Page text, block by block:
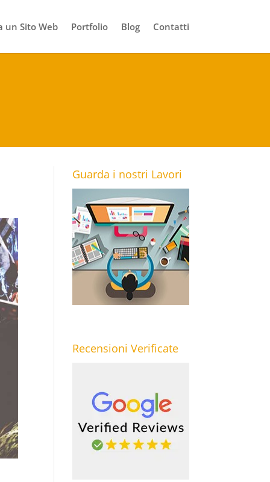
un Sito Web Portfolio Blog Contatti
Guarda i nostri Lavori
Recensioni Verificate